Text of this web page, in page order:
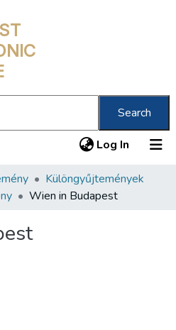
Search
Log In (current)
Különgyűjtemények
Wien in Budapest